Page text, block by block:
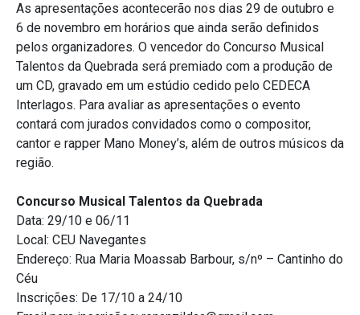
As apresentações acontecerão nos dias 29 de outubro e
6 de novembro em horários que ainda serão definidos
pelos organizadores. O vencedor do Concurso Musical
Talentos da Quebrada será premiado com a produção de
um CD, gravado em um estúdio cedido pelo CEDECA
Interlagos. Para avaliar as apresentações o evento
contará com jurados convidados como o compositor,
cantor e rapper Mano Money’s, além de outros músicos da
região.
Concurso Musical Talentos da Quebrada
Data: 29/10 e 06/11
Local: CEU Navegantes
Endereço: Rua Maria Moassab Barbour, s/nº – Cantinho do
Céu
Inscrições: De 17/10 a 24/10